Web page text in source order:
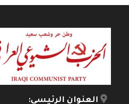
العنوان الرئيسي: